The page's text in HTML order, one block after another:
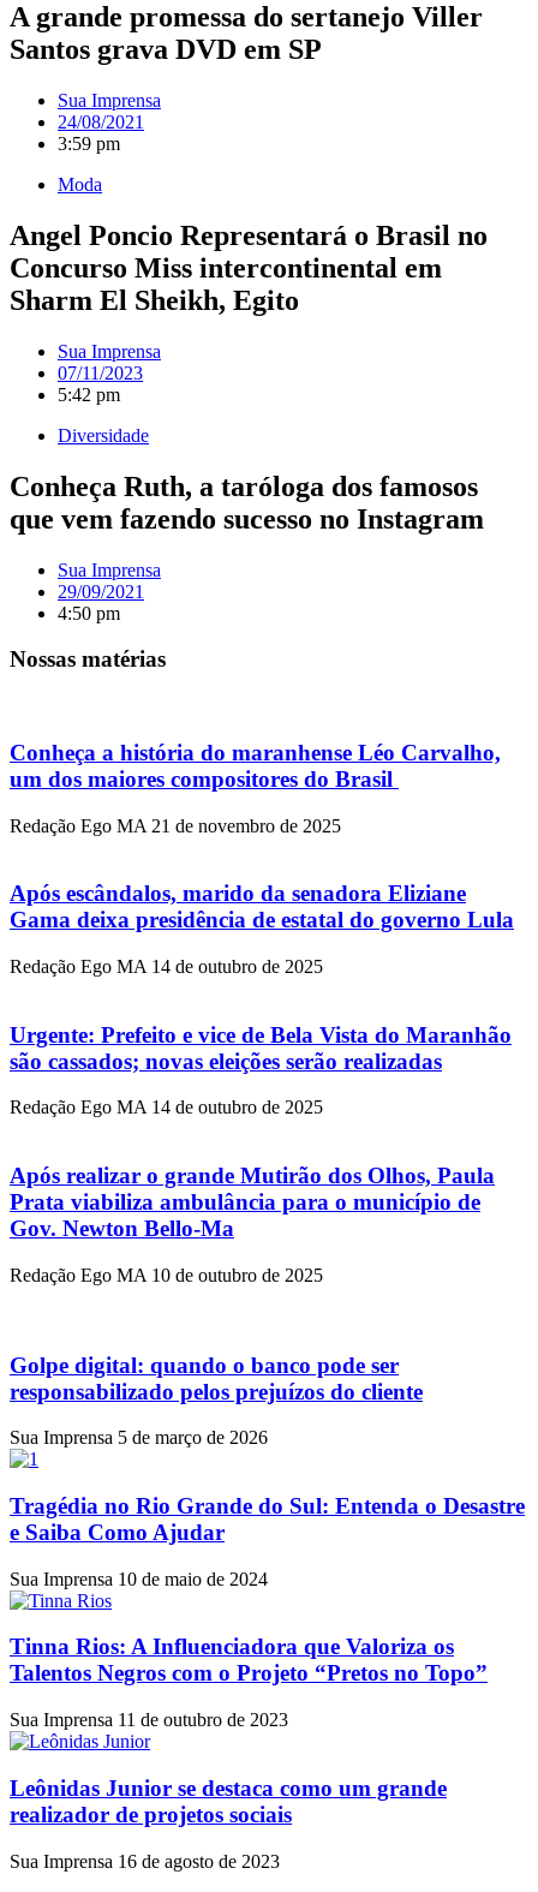
A grande promessa do sertanejo Viller
Santos grava DVD em SP
Sua Imprensa
24/08/2021
3:59 pm
Moda
Angel Poncio Representará o Brasil no
Concurso Miss intercontinental em
Sharm El Sheikh, Egito
Sua Imprensa
07/11/2023
5:42 pm
Diversidade
Conheça Ruth, a taróloga dos famosos
que vem fazendo sucesso no Instagram
Sua Imprensa
29/09/2021
4:50 pm
Nossas matérias
Conheça a história do maranhense Léo Carvalho,
um dos maiores compositores do Brasil
Redação Ego MA 21 de novembro de 2025
Após escândalos, marido da senadora Eliziane
Gama deixa presidência de estatal do governo Lula
Redação Ego MA 14 de outubro de 2025
Urgente: Prefeito e vice de Bela Vista do Maranhão
são cassados; novas eleições serão realizadas
Redação Ego MA 14 de outubro de 2025
Após realizar o grande Mutirão dos Olhos, Paula
Prata viabiliza ambulância para o município de
Gov. Newton Bello-Ma
Redação Ego MA 10 de outubro de 2025
Golpe digital: quando o banco pode ser
responsabilizado pelos prejuízos do cliente
Sua Imprensa 5 de março de 2026
Tragédia no Rio Grande do Sul: Entenda o Desastre
e Saiba Como Ajudar
Sua Imprensa 10 de maio de 2024
Tinna Rios: A Influenciadora que Valoriza os
Talentos Negros com o Projeto “Pretos no Topo”
Sua Imprensa 11 de outubro de 2023
Leônidas Junior se destaca como um grande
realizador de projetos sociais
Sua Imprensa 16 de agosto de 2023